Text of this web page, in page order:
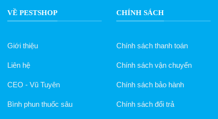
VỀ PESTSHOP
Giới thiệu
Liên hệ
CEO - Vũ Tuyên
Bình phun thuốc sâu
CHÍNH SÁCH
Chính sách thanh toán
Chính sách vận chuyển
Chính sách bảo hành
Chính sách đổi trả